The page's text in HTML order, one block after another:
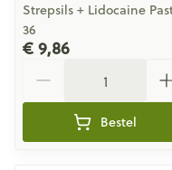
Strepsils + Lidocaine
36
€ 9,86
Bestel